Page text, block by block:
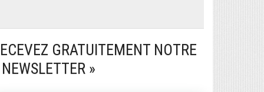
GRATUITEMENT NOTRE
»